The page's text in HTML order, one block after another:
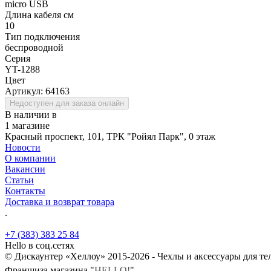
micro USB
Длина кабеля см
10
Тип подключения
беспроводной
Серия
YT-1288
Цвет
Артикул: 64163
Недоступен для заказа онлайн
В наличии в
1 магазине
Красный проспект, 101, ТРК "Ройял Парк", 0 этаж
Новости
О компании
Вакансии
Статьи
Контакты
Доставка и возврат товара
.
+7 (383) 383 25 84
Hello в соц.сетях
© Дискаунтер «Хеллоу» 2015-2026 - Чехлы и аксессуары для